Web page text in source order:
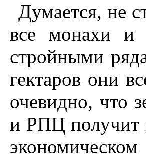
Думается, не
все монахи и
стройными
гектаров они
очевидно, что
и РПЦ получит